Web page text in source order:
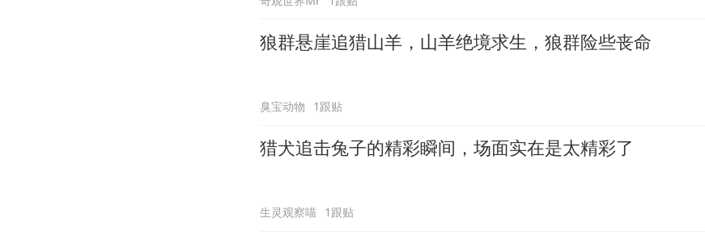
狼群悬崖追猎山羊，山羊绝境求生，狼群险些丧命
臭宝动物 1跟贴
猎犬追击兔子的精彩瞬间，场面实在是太精彩了
生灵观察喵 1跟贴